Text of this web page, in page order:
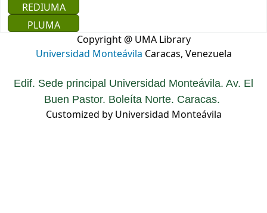
REDIUMA
PLUMA
Copyright @ UMA Library
Universidad Monteávila Caracas, Venezuela
Edif. Sede principal Universidad Monteávila. Av. El
Buen Pastor. Boleíta Norte. Caracas.
Customized by Universidad Monteávila